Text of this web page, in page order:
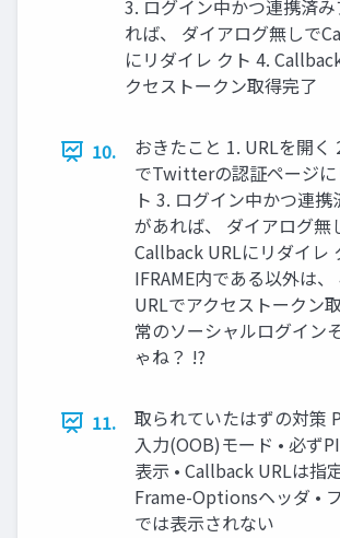
3. ログイン中かつ連携済
れば、 ダイアログ無しで
にリダイレ クト 4.
クセストークン取得完了
10.
おきたこと 1. URLを開く
でTwitterの認証ページに
ト 3. ログイン中かつ連携
があれば、 ダイアログ無
Callback URLにリダイレ
IFRAME内である以外は
URLでアクセストークン
常のソーシャルログイン
ゃね？ !?
11.
取られていたはずの対策
入力(OOB)モード • 必ず
表示 • Callback URLは指
Frame-Optionsヘッダ •
では表示されない